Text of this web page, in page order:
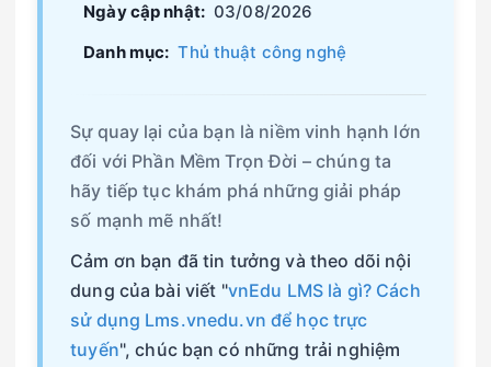
Ngày cập nhật: 03/08/2026
Danh mục: Thủ thuật công nghệ
Sự quay lại của bạn là niềm vinh hạnh lớn
đối với Phần Mềm Trọn Đời – chúng ta
hãy tiếp tục khám phá những giải pháp
số mạnh mẽ nhất!
Cảm ơn bạn đã tin tưởng và theo dõi nội
dung của bài viết "vnEdu LMS là gì? Cách
sử dụng Lms.vnedu.vn để học trực
tuyến", chúc bạn có những trải nghiệm